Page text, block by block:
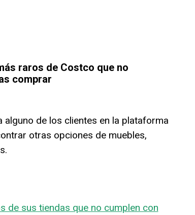
raros de Costco que no
comprar
alguno de los clientes en la plataforma
otras opciones de muebles,
de sus tiendas que no cumplen con